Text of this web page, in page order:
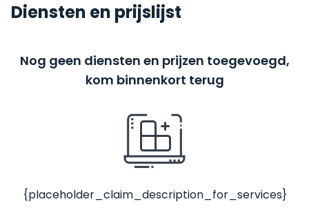
Diensten en prijslijst
Nog geen diensten en prijzen toegevoegd,
kom binnenkort terug
{placeholder_claim_description_for_services}